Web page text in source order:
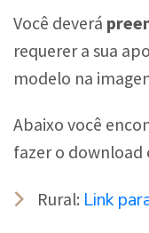
Você deverá
requerer a sua
modelo na
Abaixo você
fazer o download
Rural: Link